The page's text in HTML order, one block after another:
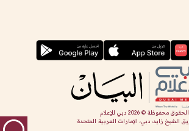
محفوظة ©2026 دبي للإعلام